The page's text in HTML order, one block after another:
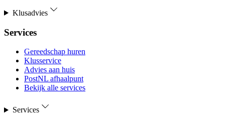
Klusadvies
Services
Gereedschap huren
Klusservice
Advies aan huis
PostNL afhaalpunt
Bekijk alle services
Services